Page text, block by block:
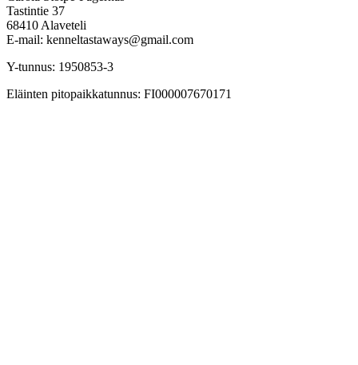
Tastintie 37
68410 Alaveteli
E-mail: kenneltastaways@gmail.com
Y-tunnus: 1950853-3
Eläinten pitopaikkatunnus: FI000007670171